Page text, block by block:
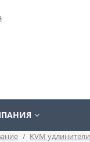
/ KVM удлинители